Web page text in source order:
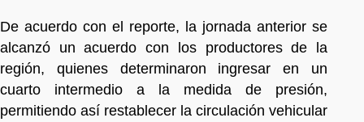
De acuerdo con el reporte, la jornada anterior se
alcanzó un acuerdo con los productores de la
región, quienes determinaron ingresar en un
cuarto intermedio a la medida de presión,
permitiendo así restablecer la circulación vehicular